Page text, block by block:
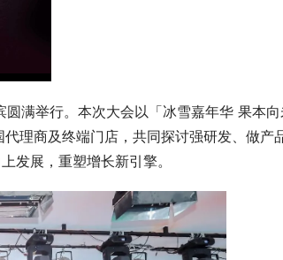
满举行。本次大会以「冰雪嘉年华 果本
理商及终端门店，共同探讨强研发、做产
发展，重塑增长新引擎。